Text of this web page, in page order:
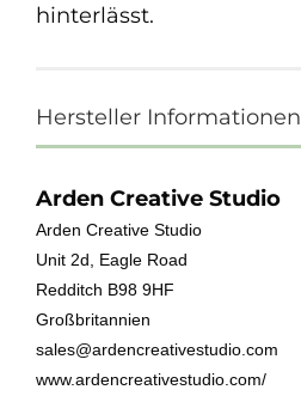
hinterlässt.
Hersteller Informationen
Arden Creative Studio
Arden Creative Studio
Unit 2d, Eagle Road
Redditch B98 9HF
Großbritannien
sales@ardencreativestudio.com
www.ardencreativestudio.com/